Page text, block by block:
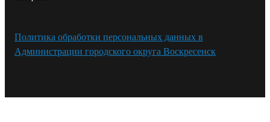
Политика обработки персональных данных в
Администрации городского округа Воскресенск